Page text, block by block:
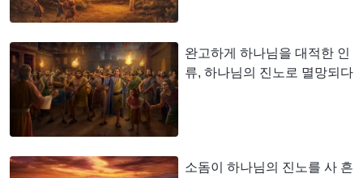
완고하게 하나님을 대적한 인
류, 하나님의 진노로 멸망되다
소돔이 하나님의 진노를 사 흔